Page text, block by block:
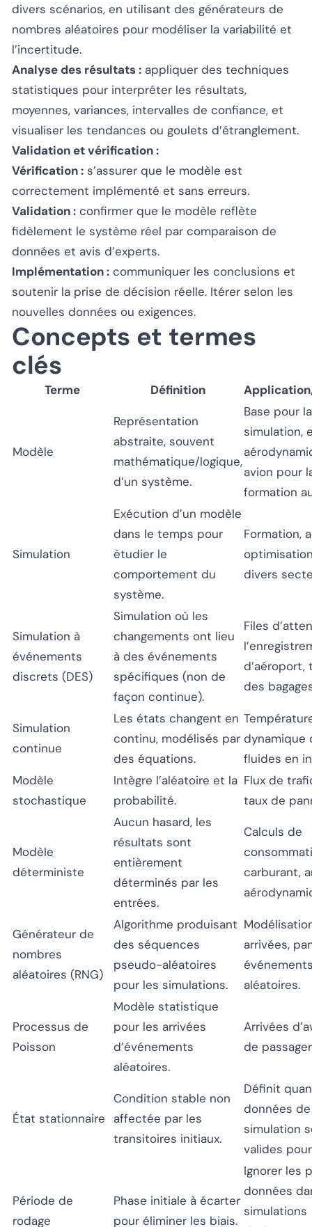
divers scénarios, en utilisant des générateurs de
nombres aléatoires pour modéliser la variabilité et
l’incertitude.
Analyse des résultats : appliquer des techniques
statistiques pour interpréter les résultats,
moyennes, variances, intervalles de confiance, et
visualiser les tendances ou goulets d’étranglement.
Validation et vérification :
Vérification : s’assurer que le modèle est
correctement implémenté et sans erreurs.
Validation : confirmer que le modèle reflète
fidèlement le système réel par comparaison de
données et avis d’experts.
Implémentation : communiquer les conclusions et
soutenir la prise de décision réelle. Itérer selon les
nouvelles données ou exigences.
Concepts et termes
clés
Terme Définition
Modèle
Représentation
abstraite, souvent
mathématique/logique,
d’un système.
Base pour la
simulation,
avion pour
formation
Simulation
Exécution d’un modèle
dans le temps pour
étudier le
comportement du
système.
Formation,
divers
Simulation à
événements
discrets (DES)
Simulation où les
changements ont lieu
à des événements
spécifiques (non de
façon continue).
Files
des
Simulation
continue
Les états changent en
continu, modélisés par
des équations.
dynamique
fluides en
Modèle
stochastique
Intègre l’aléatoire et la
probabilité.
Flux de
taux de
Modèle
déterministe
Aucun hasard, les
résultats sont
entièrement
déterminés par les
entrées.
Calculs de
carburant,
Générateur de
nombres
aléatoires (RNG)
Algorithme produisant
des séquences
pseudo-aléatoires
pour les simulations.
arrivées,
aléatoires.
Processus de
Poisson
Modèle statistique
pour les arrivées
d’événements
aléatoires.
Arrivées
de
État stationnaire
Condition stable non
affectée par les
transitoires initiaux.
Définit
données de
simulation
valides pour
Période de
rodage
Phase initiale à écarter
pour éliminer les biais.
Ignorer les
données
simulations